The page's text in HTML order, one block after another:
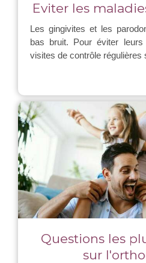
Eviter les
Les gingivites et les
bas bruit. Pour éviter
visites de contrôle régulières
Questions les
sur